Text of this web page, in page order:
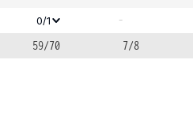
0/1
-
59/70 7/8